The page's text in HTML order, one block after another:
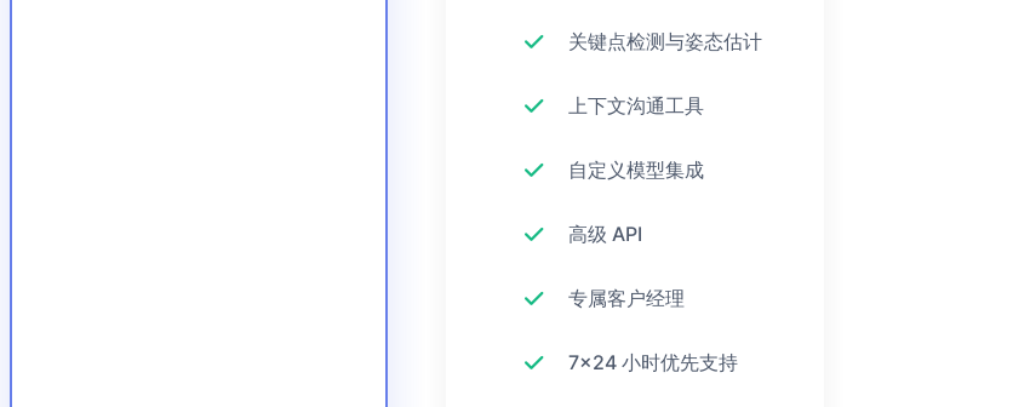
关键点检测与姿态估计
上下文沟通工具
自定义模型集成
高级 API
专属客户经理
7x24 小时优先支持